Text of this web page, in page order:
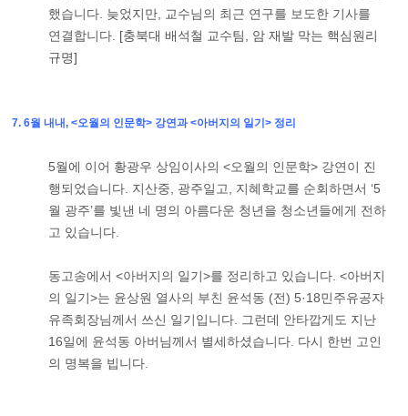
했습니다. 늦었지만, 교수님의 최근 연구를 보도한 기사를
연결합니다. [충북대 배석철 교수팀, 암 재발 막는 핵심원리
규명]
7. 6월 내내, <오월의 인문학> 강연과 <아버지의 일기> 정리
5월에 이어 황광우 상임이사의 <오월의 인문학> 강연이 진
행되었습니다. 지산중, 광주일고, 지혜학교를 순회하면서 ‘5
월 광주’를 빛낸 네 명의 아름다운 청년을 청소년들에게 전하
고 있습니다.
동고송에서 <아버지의 일기>를 정리하고 있습니다. <아버지
의 일기>는 윤상원 열사의 부친 윤석동 (전) 5·18민주유공자
유족회장님께서 쓰신 일기입니다. 그런데 안타깝게도 지난
16일에 윤석동 아버님께서 별세하셨습니다. 다시 한번 고인
의 명복을 빕니다.